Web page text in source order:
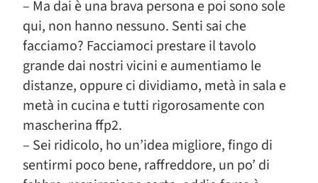
– Ma dai è una brava persona e poi sono sole
qui, non hanno nessuno. Senti sai che
facciamo? Facciamoci prestare il tavolo
grande dai nostri vicini e aumentiamo le
distanze, oppure ci dividiamo, metà in sala e
metà in cucina e tutti rigorosamente con
mascherina ffp2.
– Sei ridicolo, ho un’idea migliore, fingo di
sentirmi poco bene, raffreddore, un po’ di